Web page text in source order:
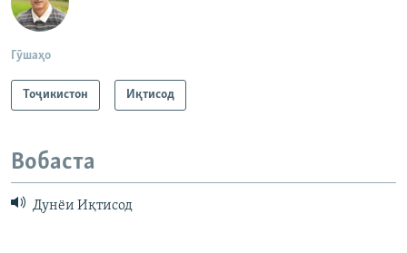
Гӯшаҳо
Тоҷикистон Иқтисод
Вобаста
Дунёи Иқтисод